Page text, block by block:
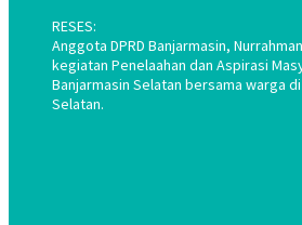
RESES:
Anggota DPRD Banjarmasin,
kegiatan Penelaahan dan Aspirasi
Banjarmasin Selatan bersama warga
Selatan.